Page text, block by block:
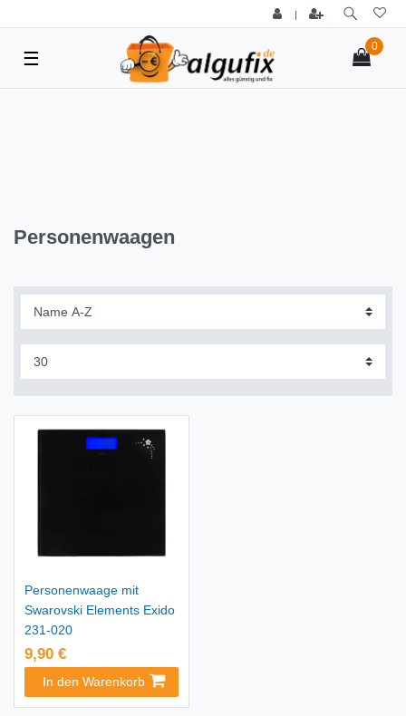
|
0
☰
Personenwaagen
Personenwaage mit
Swarovski Elements Exido
231-020
9,90 €
In den Warenkorb